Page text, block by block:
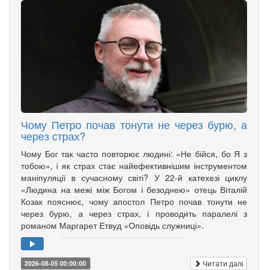
Чому Петро почав тонути не через бурю, а
через страх?
Чому Бог так часто повторює людині: «Не бійся, бо Я з
тобою», і як страх стає найефективнішим інструментом
маніпуляції в сучасному світі? У 22-й катехезі циклу
«Людина на межі між Богом і безоднею» отець Віталій
Козак пояснює, чому апостол Петро почав тонути не
через бурю, а через страх, і проводить паралелі з
романом Маргарет Етвуд «Оповідь служниці».
2026-08-05 00:00:00 Читати далі